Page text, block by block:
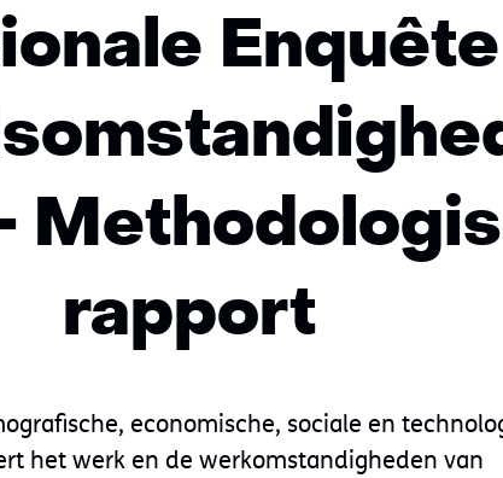
Enquête
rapport
economische, sociale en
het werk en de werkomstandigheden van